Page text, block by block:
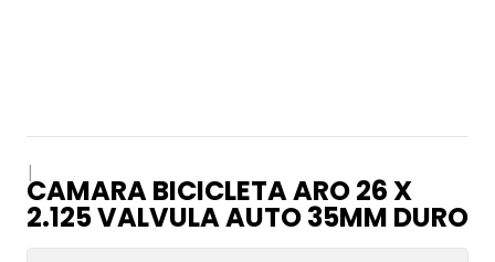
|
CAMARA BICICLETA ARO 26 X
2.125 VALVULA AUTO 35MM DURO